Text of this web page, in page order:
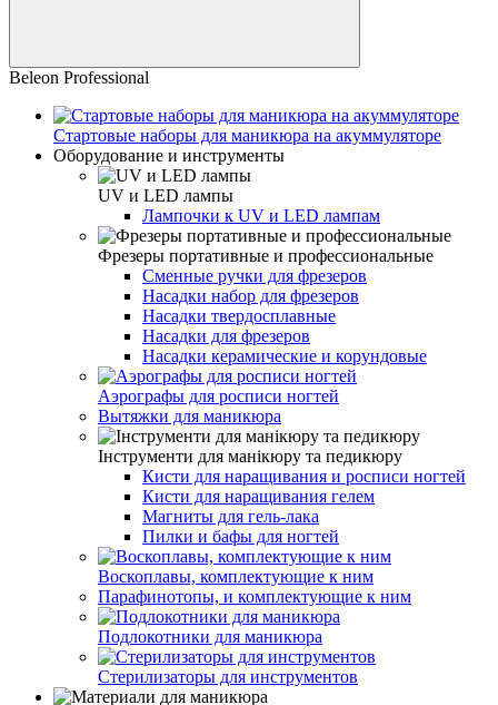
Beleon Professional
Стартовые наборы для маникюра на акуммуляторе
Оборудование и инструменты
UV и LED лампы
Лампочки к UV и LED лампам
Фрезеры портативные и профессиональные
Сменные ручки для фрезеров
Насадки набор для фрезеров
Насадки твердосплавные
Насадки для фрезеров
Насадки керамические и корундовые
Аэрографы для росписи ногтей
Вытяжки для маникюра
Інструменти для манікюру та педикюру
Кисти для наращивания и росписи ногтей
Кисти для наращивания гелем
Магниты для гель-лака
Пилки и бафы для ногтей
Воскоплавы, комплектующие к ним
Парафинотопы, и комплектующие к ним
Подлокотники для маникюра
Стерилизаторы для инструментов